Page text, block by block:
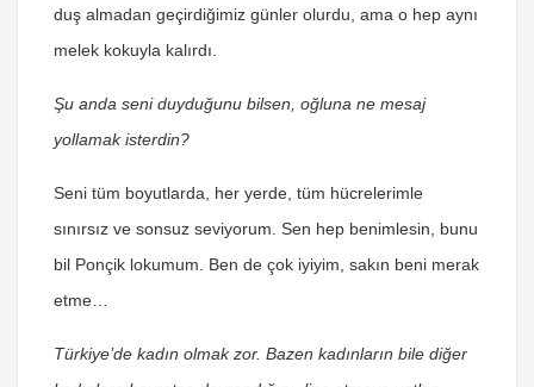
duş almadan geçirdiğimiz günler olurdu, ama o hep aynı
melek kokuyla kalırdı.
Şu anda seni duyduğunu bilsen, oğluna ne mesaj
yollamak isterdin?
Seni tüm boyutlarda, her yerde, tüm hücrelerimle
sınırsız ve sonsuz seviyorum. Sen hep benimlesin, bunu
bil Ponçik lokumum. Ben de çok iyiyim, sakın beni merak
etme…
Türkiye’de kadın olmak zor. Bazen kadınların bile diğer